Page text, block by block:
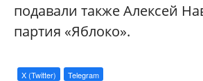
подавали также Алексей
партия «Яблоко».
X (Twitter) Telegram